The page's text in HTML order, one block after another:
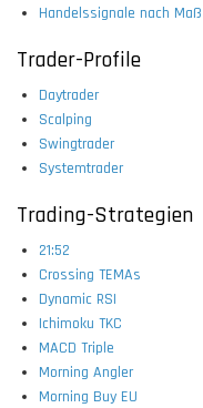
Handelssignale nach Maß
Trader-Profile
Daytrader
Scalping
Swingtrader
Systemtrader
Trading-Strategien
21:52
Crossing TEMAs
Dynamic RSI
Ichimoku TKC
MACD Triple
Morning Angler
Morning Buy EU